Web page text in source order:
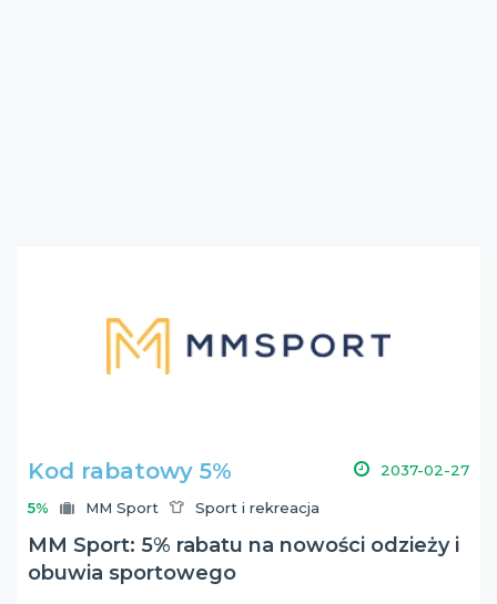
Kod rabatowy 5% 2037-02-27
5% MM Sport Sport i rekreacja
MM Sport: 5% rabatu na nowości odzieży i
obuwia sportowego